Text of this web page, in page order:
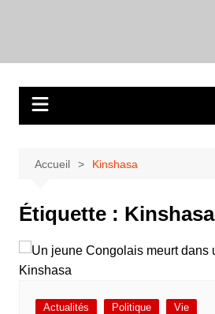
Accueil Kinshasa
Étiquette : Kinshasa
Actualités Politique Vie